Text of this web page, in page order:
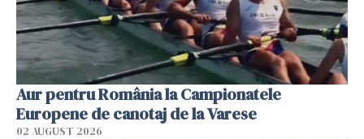
Aur pentru România la Campionatele
Europene de canotaj de la Varese
02 AUGUST 2026